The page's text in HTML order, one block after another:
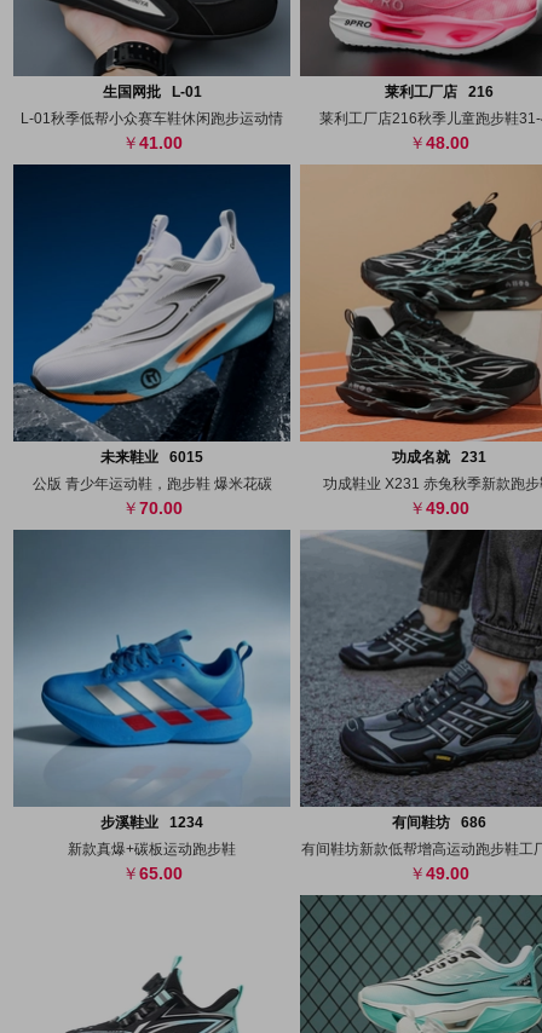
代发
生国网批 L-01
L-01秋季低帮小众赛车鞋休闲跑步运动情
41.00
代发
莱利工厂店 216
莱利工厂店216秋季儿童跑步鞋
48.00
代发
未来鞋业 6015
公版 青少年运动鞋，跑步鞋 爆米花碳
70.00
代发
功成名就 231
功成鞋业 X231 赤兔秋季新款跑
49.00
代发
步溪鞋业 1234
新款真爆+碳板运动跑步鞋
65.00
代发
有间鞋坊 686
有间鞋坊新款低帮增高运动跑步鞋工
49.00